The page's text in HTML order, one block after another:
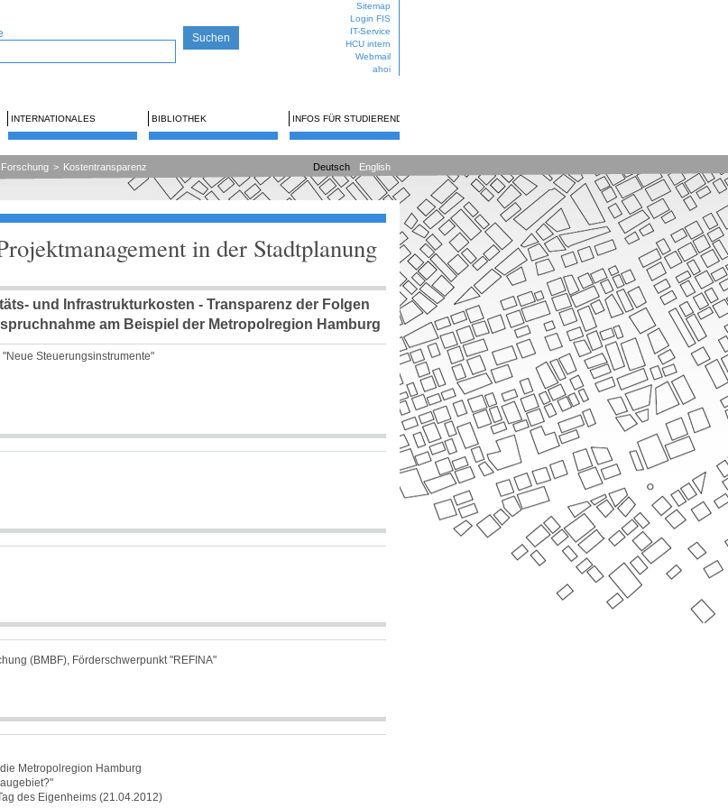
Sitemap
Login FIS
IT-Service
HCU intern
Webmail
ahoi
INTERNATIONALES BIBLIOTHEK INFOS FÜR STUDIERENDE
Forschung > Kostentransparenz Deutsch English
in der Stadtplanung
und Infrastrukturkosten - Transparenz der Folgen
am Beispiel der Metropolregion Hamburg
Steuerungsinstrumente"
(BMBF), Förderschwerpunkt "REFINA"
Metropolregion Hamburg
des Eigenheims (21.04.2012)